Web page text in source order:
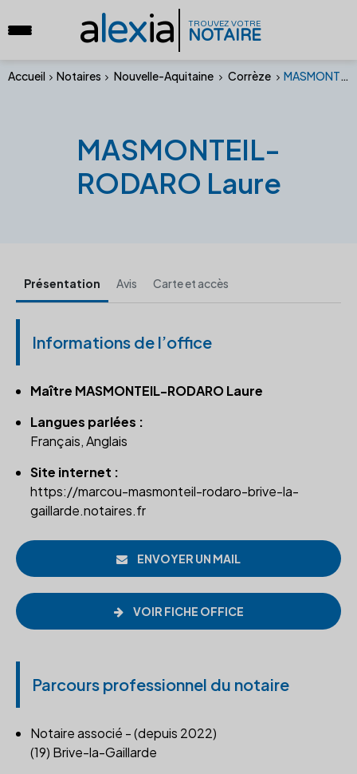
alexia TROUVEZ VOTRE
NOTAIRE
Accueil Notaires Nouvelle-Aquitaine Corrèze MASMONTEIL-RODARO Laure
MASMONTEIL-
RODARO Laure
Présentation Avis Carte et accès
Informations de l’office
Maître MASMONTEIL-RODARO Laure
Langues parlées :
Français, Anglais
Site internet :
https://marcou-masmonteil-rodaro-brive-la-
gaillarde.notaires.fr
ENVOYER UN MAIL
VOIR FICHE OFFICE
Parcours professionnel du notaire
Notaire associé - (depuis 2022)
(19) Brive-la-Gaillarde